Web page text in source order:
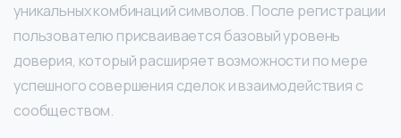
уникальных комбинаций символов. После регистрации
пользователю присваивается базовый уровень
доверия, который расширяет возможности по мере
успешного совершения сделок и взаимодействия с
сообществом.